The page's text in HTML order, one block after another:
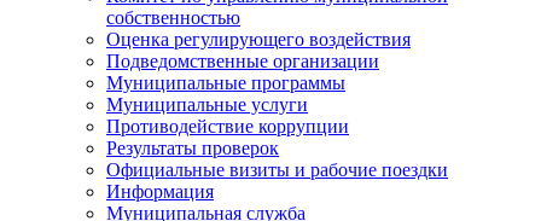
собственностью
Оценка регулирующего воздействия
Подведомственные организации
Муниципальные программы
Муниципальные услуги
Противодействие коррупции
Результаты проверок
Официальные визиты и рабочие поездки
Информация
Муниципальная служба